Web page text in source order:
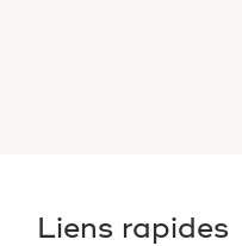
Liens rapides